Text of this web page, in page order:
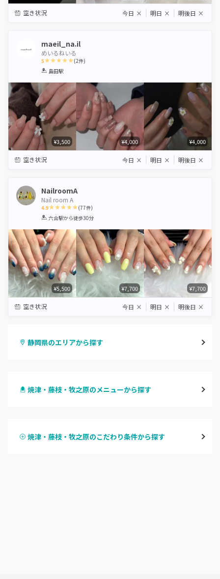
空き状況 今日 × 明日 × 明後日 ×
maeil_na.il
めいるねいる
5
1 2 3 4
(2件)
島田駅
¥3,500 ¥4,000 ¥4,000
空き状況 今日 × 明日 × 明後日 ×
NailroomA
Nail room A
4.9
1 2 3 4 5
(77件)
六合駅から徒歩30分
¥5,500 ¥7,700 ¥7,700
空き状況 今日 × 明日 × 明後日 ×
静岡県のエリアから探す
浜松
焼津・藤枝・牧之原のメニューから探す
ハンドスカルプ
焼津・藤枝・牧之原のこだわり条件から探す